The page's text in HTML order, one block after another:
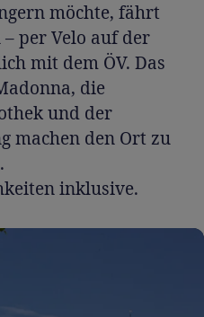
möchte, fährt
per Velo auf der
mit dem ÖV. Das
die
und der
machen den Ort zu
inklusive.